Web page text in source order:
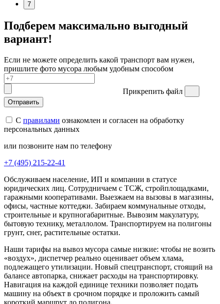
7
Подберем максимально выгодный
вариант!
Если не можете определить какой транспорт вам нужен,
пришлите фото мусора любым удобным способом
Прикрепить файл
Отправить
С правилами ознакомлен и согласен на обработку
персональных данных
или позвоните нам по телефону
+7 (495) 215-22-41
Обслуживаем население, ИП и компании в статусе
юридических лиц. Сотрудничаем с ТСЖ, стройплощадками,
гаражными кооперативами. Выезжаем на вызовы в магазины,
офисы, частные коттеджи. Забираем коммунальные отходы,
строительные и крупногабаритные. Вывозим макулатуру,
бытовую технику, металлолом. Транспортируем на полигоны
грунт, снег, растительные остатки.
Наши тарифы на вывоз мусора самые низкие: чтобы не возить
«воздух», диспетчер реально оценивает объем хлама,
подлежащего утилизации. Новый спецтранспорт, стоящий на
балансе автопарка, снижает расходы на транспортировку.
Навигация на каждой единице техники позволяет подать
машину на объект в срочном порядке и проложить самый